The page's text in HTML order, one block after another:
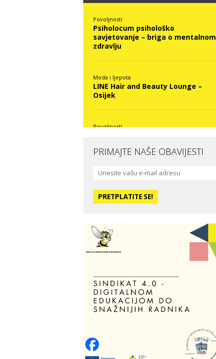
Povoljnosti
Psiholocum psihološko
savjetovanje – briga o mentalnom
zdravlju
Moda i ljepota
LINE Hair and Beauty Lounge –
Osijek
Povoljnosti
La Medusa SPA & beauty studio –
Hotel Vila Ružica Crikvenica
Odmor
Villa Baranja – popust na smještaj
Povoljnosti
Optika Adrialeće – online i fizičke
optike
PRIMAJTE NAŠE OBAVIJESTI